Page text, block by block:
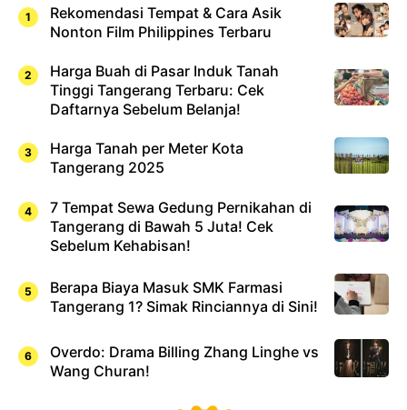
Rekomendasi Tempat & Cara Asik
Nonton Film Philippines Terbaru
Harga Buah di Pasar Induk Tanah
Tinggi Tangerang Terbaru: Cek
Daftarnya Sebelum Belanja!
Harga Tanah per Meter Kota
Tangerang 2025
7 Tempat Sewa Gedung Pernikahan di
Tangerang di Bawah 5 Juta! Cek
Sebelum Kehabisan!
Berapa Biaya Masuk SMK Farmasi
Tangerang 1? Simak Rinciannya di Sini!
Overdo: Drama Billing Zhang Linghe vs
Wang Churan!